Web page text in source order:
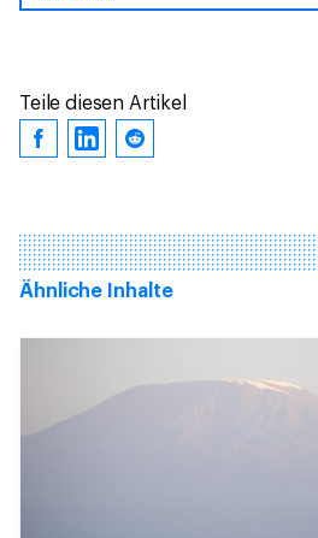
Teile diesen Artikel
Ähnliche Inhalte